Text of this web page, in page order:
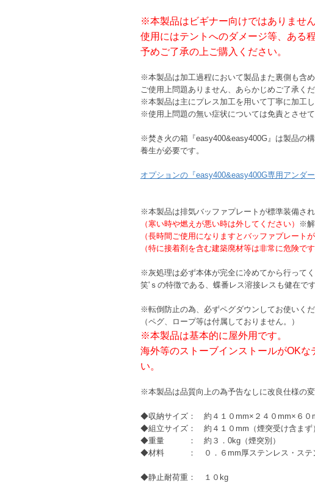
※本製品はビギナー向けではありません
使用にはテントへのダメージ等、ある
予めご了承の上ご購入ください。
※本製品は加工過程において製品また裏側も含
ご使用上問題ありません、あらかじめご了承くだ
※本製品は主にプレス加工を用いて丁寧に加工
※使用上問題の無い症状については免責とさせて
※焚き火の箱『easy400&easy400G』は製品の
養生が必要です。
オプションの『easy400&easy400G専用アンダ
※本製品は排気バッファプレートが標準装備さ
（寒い時や燃えが悪い時は外してください）
※解
（長時間ご使用になりますとバッファプレート
（特に接着剤を含む建築廃材等は非常に危険で
※灰処理は必ず本体が完全に冷めてから行ってく
笑'ｓの特徴である、蝶番レス溶接レスも健在です
※転倒防止の為、必ずペグダウンしてお使いくだ
（ペグ、ロープ等は付属しておりません。）
※本製品は基本的に屋外用です。
海外等のストーブインストールがOK
い。
※本製品は品質向上の為予告なしに改良仕様の
◆収納サイズ： 約４１０mm×２４０mm×６０
◆組立サイズ： 約４１０mm（煙突受け含まず
◆重量 ： 約３．0kg（煙突別）
◆材料 ： ０．６mm厚ステンレス・ステン
◆静止耐荷重： １０kg